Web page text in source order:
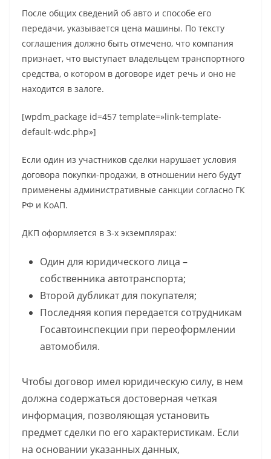
После общих сведений об авто и способе его
передачи, указывается цена машины. По тексту
соглашения должно быть отмечено, что компания
признает, что выступает владельцем транспортного
средства, о котором в договоре идет речь и оно не
находится в залоге.
[wpdm_package id=457 template=»link-template-
default-wdc.php»]
Если один из участников сделки нарушает условия
договора покупки-продажи, в отношении него будут
применены административные санкции согласно ГК
РФ и КоАП.
ДКП оформляется в 3-х экземплярах:
Один для юридического лица –
собственника автотранспорта;
Второй дубликат для покупателя;
Последняя копия передается сотрудникам
Госавтоинспекции при переоформлении
автомобиля.
Чтобы договор имел юридическую силу, в нем
должна содержаться достоверная четкая
информация, позволяющая установить
предмет сделки по его характеристикам. Если
на основании указанных данных,